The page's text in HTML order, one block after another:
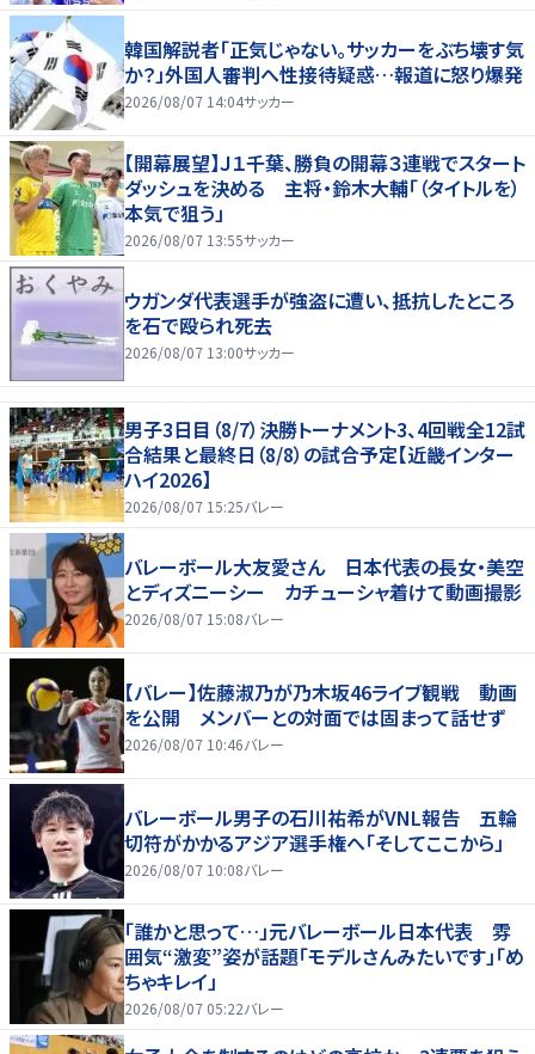
韓国解説者「正気じゃない。サッカーをぶち壊す気
か？」外国人審判へ性接待疑惑…報道に怒り爆発
2026/08/07 14:04サッカー
【開幕展望】Ｊ１千葉、勝負の開幕３連戦でスタート
ダッシュを決める 主将・鈴木大輔「（タイトルを）
本気で狙う」
2026/08/07 13:55サッカー
ウガンダ代表選手が強盗に遭い、抵抗したところ
を石で殴られ死去
2026/08/07 13:00サッカー
男子3日目（8/7）決勝トーナメント3、4回戦全12試
合結果と最終日（8/8）の試合予定【近畿インター
ハイ2026】
2026/08/07 15:25バレー
バレーボール大友愛さん 日本代表の長女・美空
とディズニーシー カチューシャ着けて動画撮影
2026/08/07 15:08バレー
【バレー】佐藤淑乃が乃木坂46ライブ観戦 動画
を公開 メンバーとの対面では固まって話せず
2026/08/07 10:46バレー
バレーボール男子の石川祐希がVNL報告 五輪
切符がかかるアジア選手権へ「そしてここから」
2026/08/07 10:08バレー
「誰かと思って…」元バレーボール日本代表 雰
囲気“激変”姿が話題「モデルさんみたいです」「め
ちゃキレイ」
2026/08/07 05:22バレー